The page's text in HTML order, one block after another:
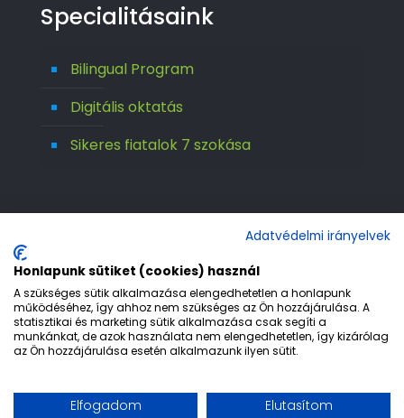
Specialitásaink
Bilingual Program
Digitális oktatás
Sikeres fiatalok 7 szokása
© 1992-2026 Európa 2000 Gimnázium. All
Rights Reserved.
Etika
Adatvédelem
Jogi nyilatkozat
Impresszum
Adatvédelmi irányelvek
Honlapunk sütiket (cookies) használ
A szükséges sütik alkalmazása elengedhetetlen a honlapunk
működéséhez, így ahhoz nem szükséges az Ön hozzájárulása. A
statisztikai és marketing sütik alkalmazása csak segíti a
munkánkat, de azok használata nem elengedhetetlen, így kizárólag
az Ön hozzájárulása esetén alkalmazunk ilyen sütit.
Elfogadom Elutasítom